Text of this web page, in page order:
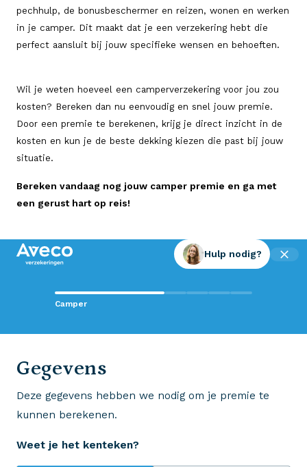
pechhulp, de bonusbeschermer en reizen, wonen en werken
in je camper. Dit maakt dat je een verzekering hebt die
perfect aansluit bij jouw specifieke wensen en behoeften.
Wil je weten hoeveel een camperverzekering voor jou zou
kosten? Bereken dan nu eenvoudig en snel jouw premie.
Door een premie te berekenen, krijg je direct inzicht in de
kosten en kun je de beste dekking kiezen die past bij jouw
situatie.
Bereken vandaag nog jouw camper premie en ga met
een gerust hart op reis!
Camper
Hulp nodig?
Gegevens
Deze gegevens hebben we nodig om je premie te
kunnen berekenen.
Weet je het kenteken?
Contact met Aveco?
Wij staan voor je klaar!
Wij krijgen een 8,5!
Op basis van ruim 3.000 reviews
Bekijk wat anderen over ons zeggen